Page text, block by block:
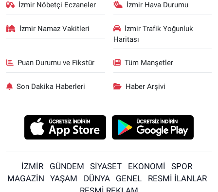
İzmir Nöbetçi Eczaneler İzmir Hava Durumu
İzmir Namaz Vakitleri
İzmir Trafik Yoğunluk
Haritası
Puan Durumu ve Fikstür Tüm Manşetler
Son Dakika Haberleri Haber Arşivi
İZMİR GÜNDEM SİYASET EKONOMİ
SPOR
MAGAZİN
YAŞAM DÜNYA GENEL
RESMİ İLANLAR